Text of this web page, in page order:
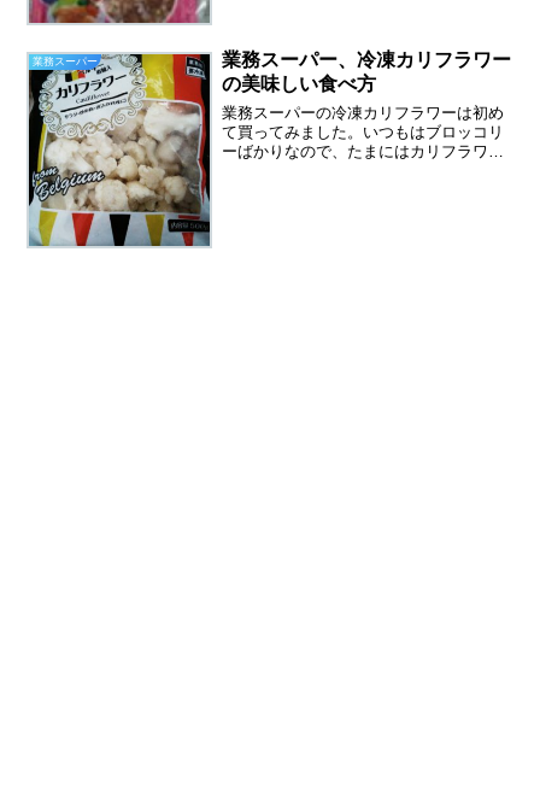
業務スーパー
業務スーパー、冷凍カリフラワー
の美味しい食べ方
業務スーパーの冷凍カリフラワーは初め
て買ってみました。いつもはブロッコリ
ーばかりなので、たまにはカリフラワー